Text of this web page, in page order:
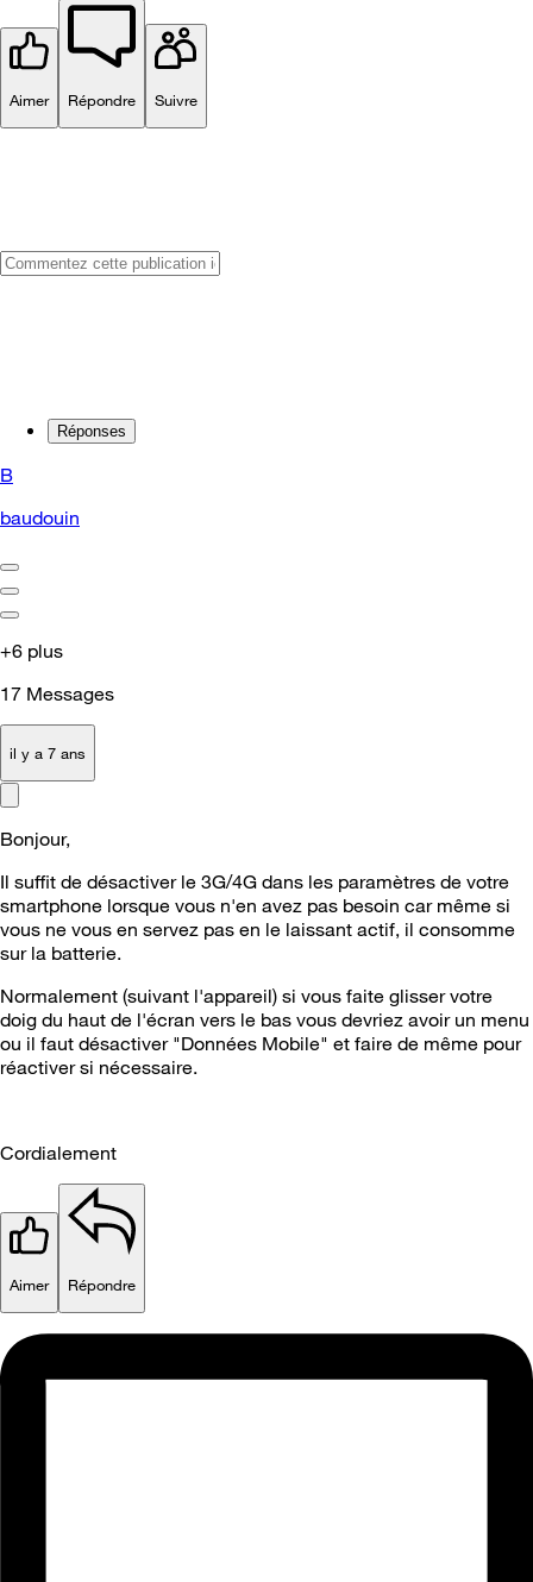
Aimer Répondre Suivre
Réponses
B
baudouin
+6 plus
17 Messages
il y a 7 ans
Bonjour,
Il suffit de désactiver le 3G/4G dans les paramètres de votre
smartphone lorsque vous n'en avez pas besoin car même si
vous ne vous en servez pas en le laissant actif, il consomme
sur la batterie.
Normalement (suivant l'appareil) si vous faite glisser votre
doig du haut de l'écran vers le bas vous devriez avoir un menu
ou il faut désactiver "Données Mobile" et faire de même pour
réactiver si nécessaire.
Cordialement
Aimer Répondre